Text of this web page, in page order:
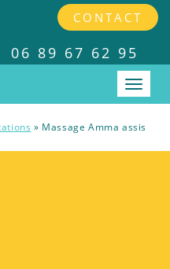
CONTACT
06 89 67 62 95
ENTREPRISES
» Massage Amma assis